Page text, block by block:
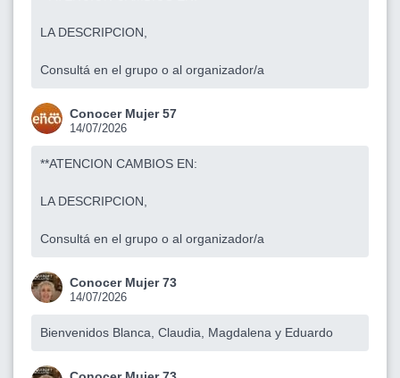
LA DESCRIPCION,
Consultá en el grupo o al organizador/a
Conocer Mujer 57
14/07/2026
**ATENCION CAMBIOS EN:
LA DESCRIPCION,
Consultá en el grupo o al organizador/a
Conocer Mujer 73
14/07/2026
Bienvenidos Blanca, Claudia, Magdalena y Eduardo